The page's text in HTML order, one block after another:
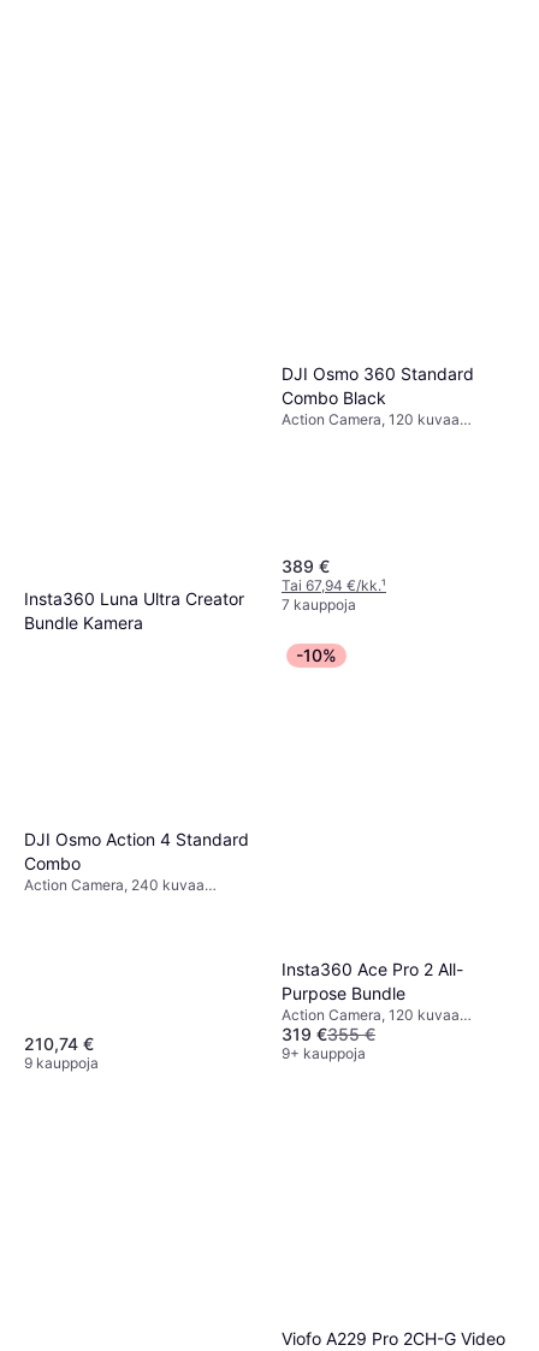
Insta360 Luna Ultra Creator
Bundle Kamera
DJI Osmo 360 Standard
Combo Black
Action Camera, 120 kuvaa
389 €
Tai 67,94 €/kk.¹
7 kauppoja
DJI Osmo Action 4 Standard
Combo
Action Camera, 240 kuvaa
210,74 €
9 kauppoja
-10%
Insta360 Ace Pro 2 All-
Purpose Bundle
Action Camera, 120 kuvaa
sekunnissa, 2160p (4K)
319 €355 €
9+ kauppoja
Viofo A229 Pro 2CH-G Video